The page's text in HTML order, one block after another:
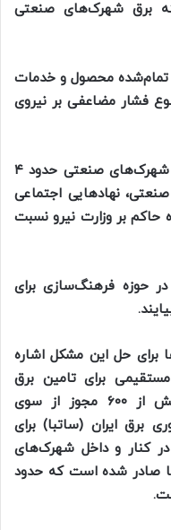
برق شهرک‌های صنعتی
تمام‌شده محصول و خدمات
فشار مضاعفی بر نیروی
انصاری با اشاره به اینکه مصرف برق شهرک‌های صنعتی حدود ۴
نهاد‌هایی اجتماعی
حاکم بر وزارت نیرو نسبت
حوزه فرهنگ‌سازی برای
برای حل این مشکل اشاره
برای تامین برق
واحد‌های صنعتی نداریم، تاکنون بیش از ۶۰۰ مجوز از سوی
برق ایران (ساتبا) برای
کنار و داخل شهرک‌های
صادر شده است که حدود